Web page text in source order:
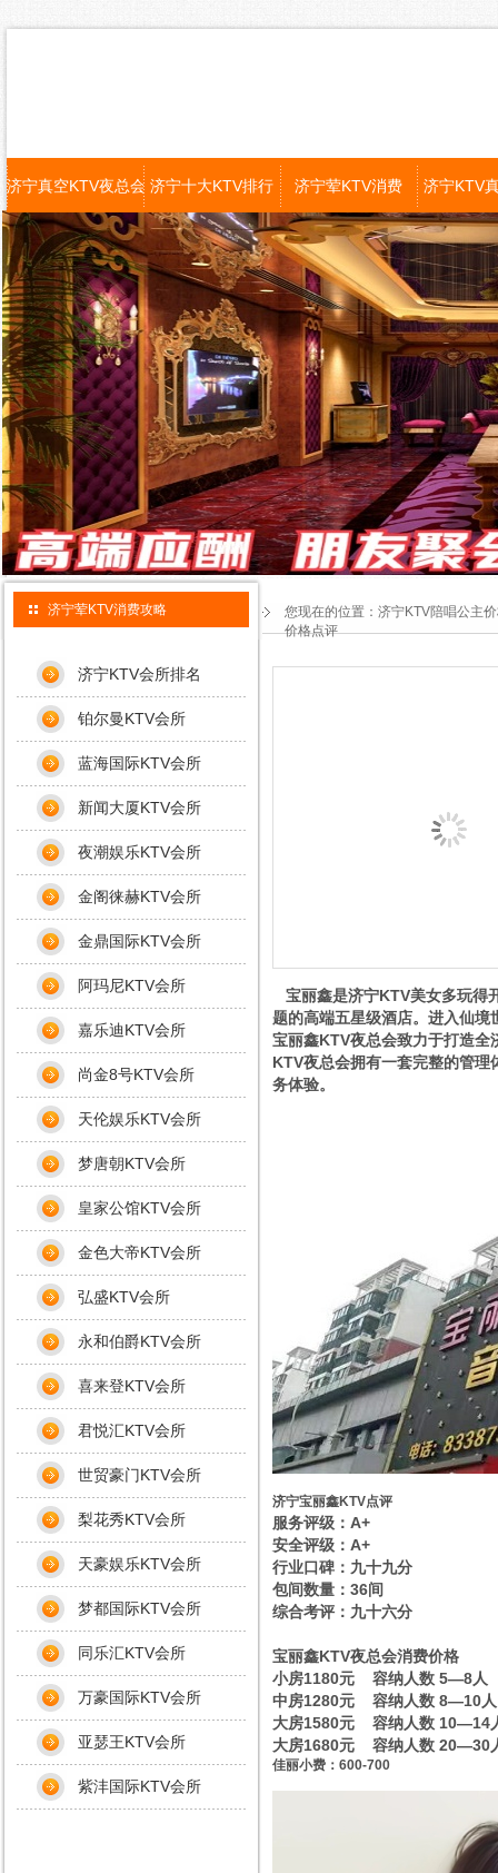
济宁真空KTV夜总会 济宁十大KTV排行 济宁荤KTV消费 济宁KTV
您现在的位置： 济宁KTV陪唱公主
价格点评
宝丽鑫是济宁KTV美女多玩得
题的高端五星级酒店。进入仙
宝丽鑫KTV夜总会致力于打造全
KTV夜总会拥有一套完整的管
务体验。
济宁宝丽鑫KTV点评
服务评级：A+
安全评级：A+
行业口碑：九十九分
包间数量：36间
综合考评：九十六分
宝丽鑫KTV夜总会消费价格
小房1180元 容纳人数 5—8人
中房1280元 容纳人数 8—10人
大房1580元 容纳人数 10—14
大房1680元 容纳人数 20—30
佳丽小费：600-700
济宁荤KTV消费攻略
济宁KTV会所排名
铂尔曼KTV会所
蓝海国际KTV会所
新闻大厦KTV会所
夜潮娱乐KTV会所
金阁徕赫KTV会所
金鼎国际KTV会所
阿玛尼KTV会所
嘉乐迪KTV会所
尚金8号KTV会所
天伦娱乐KTV会所
梦唐朝KTV会所
皇家公馆KTV会所
金色大帝KTV会所
弘盛KTV会所
永和伯爵KTV会所
喜来登KTV会所
君悦汇KTV会所
世贸豪门KTV会所
梨花秀KTV会所
天豪娱乐KTV会所
梦都国际KTV会所
同乐汇KTV会所
万豪国际KTV会所
亚瑟王KTV会所
紫沣国际KTV会所